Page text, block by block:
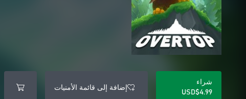
شراء
USD$4.99
إضافة إلى قائمة الأمنيات